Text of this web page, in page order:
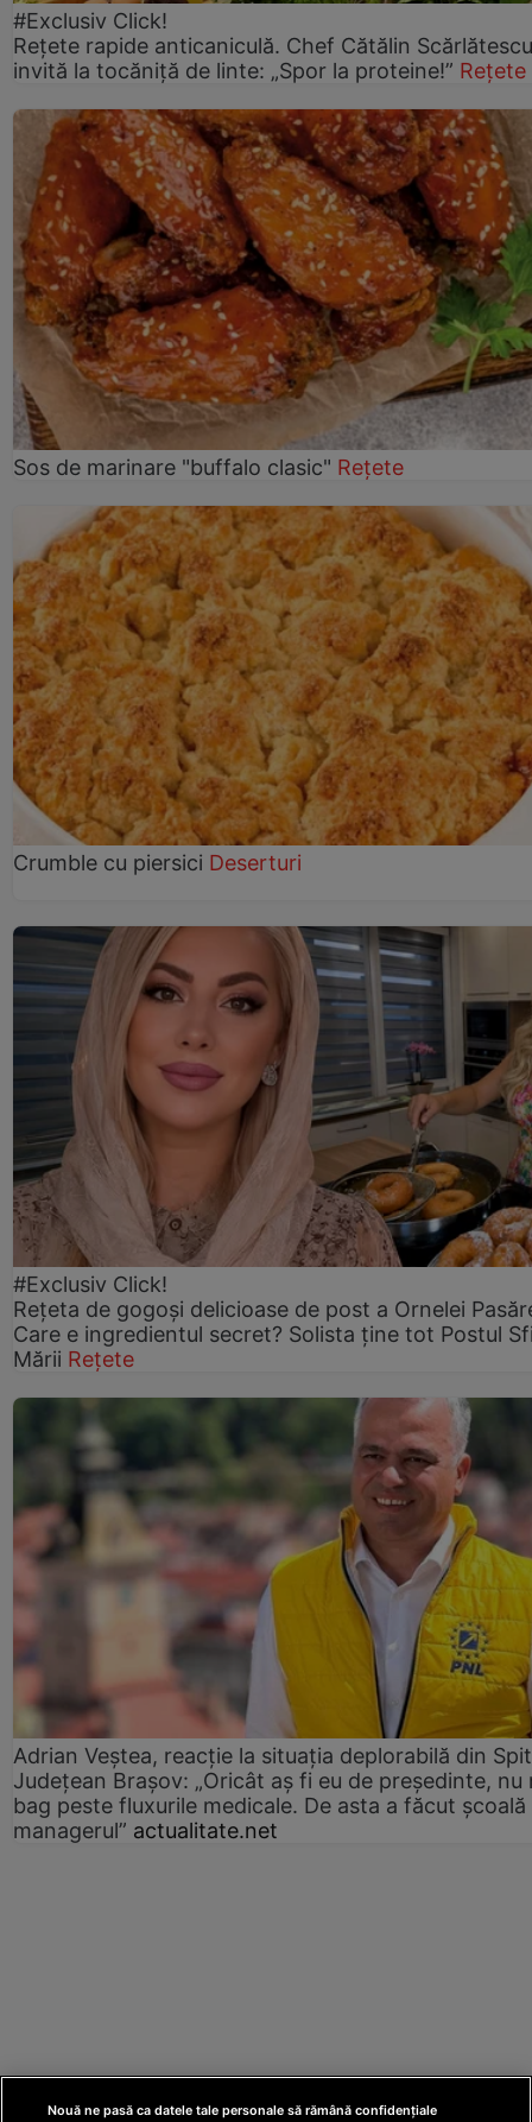
#Exclusiv Click!
Rețete rapide anticaniculă. Chef Cătălin
invită la tocăniță de linte: „Spor la proteine!” Rețete
Sos de marinare "buffalo clasic" Rețete
Crumble cu piersici Deserturi
#Exclusiv Click!
Rețeta de gogoşi delicioase de post a Ornelei
Care e ingredientul secret? Solista ține tot Postul
Mării Rețete
Adrian Veștea, reacție la situația deplorabilă din
Județean Brașov: „Oricât aș fi eu de președinte, nu
bag peste fluxurile medicale. De asta a făcut școală
managerul” actualitate.net
Nouă ne pasă ca datele tale personale să rămână confidențiale